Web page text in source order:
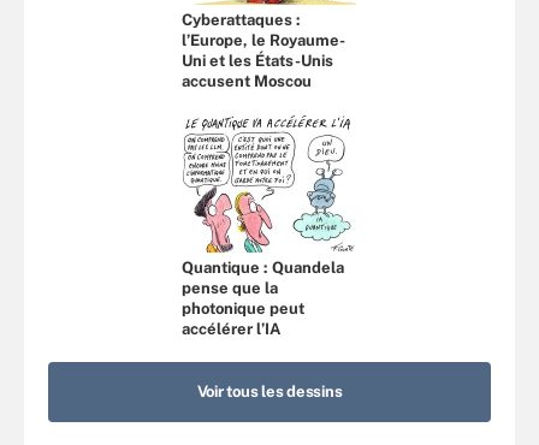
Cyberattaques :
l’Europe, le Royaume-
Uni et les États-Unis
accusent Moscou
Quantique : Quandela
pense que la
photonique peut
accélérer l’IA
Voir tous les dessins